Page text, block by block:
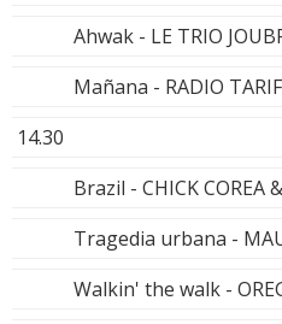
Ahwak - LE TRIO
Mañana - RADIO
14.30
Brazil - CHICK COREA
Tragedia urbana -
Walkin' the walk -